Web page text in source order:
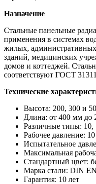
Назначение
Стальные панельные
применения в системах
жилых,
зданий, медицинских
домов и коттеджей.
соответствуют ГОСТ
Технические
Высота: 200, 300 и
Длина: от 400 мм до
Различные типы: 10,
Рабочее давление:
Испытательное
Максимальная
Стандартный цвет:
Марка стали: DIN
Гарантия: 10 лет